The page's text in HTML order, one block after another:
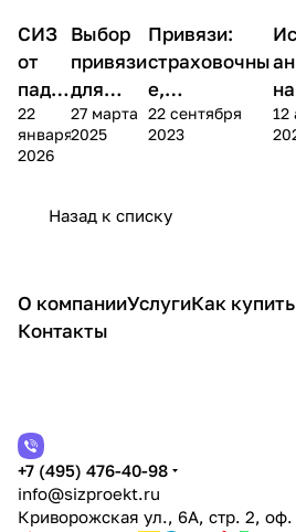
Теория
СИЗ
от
паде
ния с
высо
22
января
2026
Теория
Выбор
привязи
для
работы
на
27 марта
2025
Теория
Привязи:
страховочны
е,
удерживающ
ие,
22 сентября
2023
12
Назад к списку
О компанииУслугиКак купить
Контакты
+7 (495) 476-40-98
info@sizproekt.ru
Криворожская ул., 6А, стр. 2, оф.